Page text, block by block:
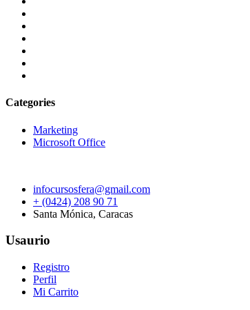
Categories
Marketing
Microsoft Office
infocursosfera@gmail.com
+ (0424) 208 90 71
Santa Mónica, Caracas
Usaurio
Registro
Perfil
Mi Carrito